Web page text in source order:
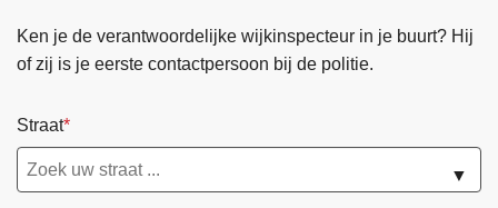
Ken je de verantwoordelijke wijkinspecteur in je buurt? Hij
of zij is je eerste contactpersoon bij de politie.
Straat
▼